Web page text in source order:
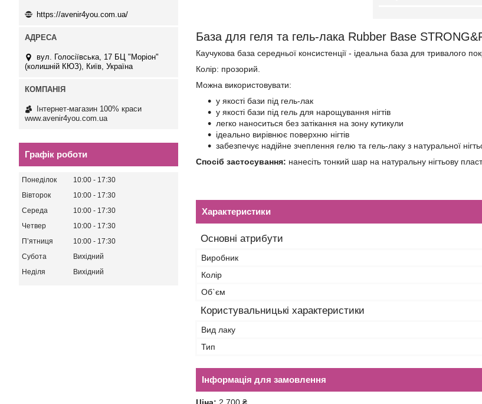
База для геля та гель-лака Rubber Base
Каучукова база середньої консистенції - ідеальна база для тривалого
Колір: прозорий.
Можна використовувати:
у якості бази під гель-лак
у якості бази під гель для нарощування нігтів
легко наноситься без затікання на зону кутикули
ідеально вирівнює поверхню нігтів
забезпечує надійне зчеплення гелю та гель-лаку з натуральної
Спосіб застосування: нанесіть тонкий шар на натуральну нігтьову
Характеристики
Основні атрибути
Виробник
Колір
Об`єм
Користувальницькі характеристики
Вид лаку
Тип
Інформація для замовлення
https://avenir4you.com.ua/
вул. Голосіївська, 17 БЦ "Моріон"
(колишній КЮЗ), Київ, Україна
Інтернет-магазин 100% краси
www.avenir4you.com.ua
Графік роботи
Понеділок 10:00
17:30
Вівторок
10:00
17:30
Середа
10:00
17:30
Четвер
10:00
17:30
Пʼятниця
10:00
17:30
Субота
Вихідний
Неділя
Вихідний